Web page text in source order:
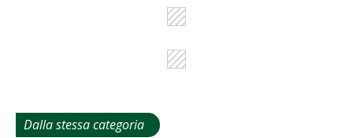
Dalla stessa categoria